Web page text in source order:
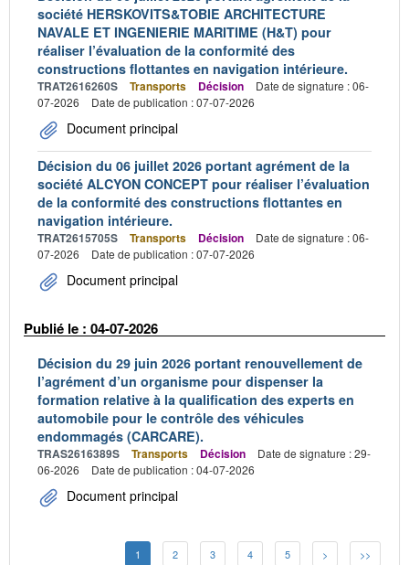
société HERSKOVITS&TOBIE ARCHITECTURE
NAVALE ET INGENIERIE MARITIME (H&T) pour
réaliser l’évaluation de la conformité des
constructions flottantes en navigation intérieure.
TRAT2616260S Transports Décision
Date de signature : 06-
07-2026
Date de publication : 07-07-2026
Document principal
Décision du 06 juillet 2026 portant agrément de la
société ALCYON CONCEPT pour réaliser l’évaluation
de la conformité des constructions flottantes en
navigation intérieure.
TRAT2615705S Transports Décision
Date de signature : 06-
07-2026
Date de publication : 07-07-2026
Document principal
Publié le : 04-07-2026
Décision du 29 juin 2026 portant renouvellement de
l’agrément d’un organisme pour dispenser la
formation relative à la qualification des experts en
automobile pour le contrôle des véhicules
endommagés (CARCARE).
TRAS2616389S Transports Décision
Date de signature : 29-
06-2026
Date de publication : 04-07-2026
Document principal
1 2 3 4 5 > >>